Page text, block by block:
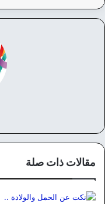
مقالات ذات صلة